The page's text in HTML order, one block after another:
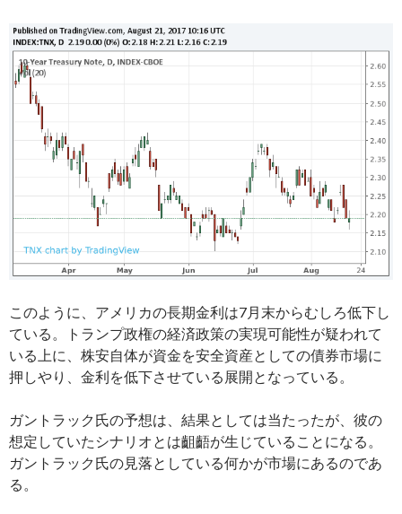
このように、アメリカの長期金利は7月末からむしろ低下し
ている。トランプ政権の経済政策の実現可能性が疑われて
いる上に、株安自体が資金を安全資産としての債券市場に
押しやり、金利を低下させている展開となっている。
ガントラック氏の予想は、結果としては当たったが、彼の
想定していたシナリオとは齟齬が生じていることになる。
ガントラック氏の見落としている何かが市場にあるのであ
る。